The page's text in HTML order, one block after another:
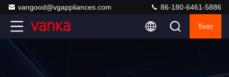
vangood@vgappliances.com 86-180-6461-5886
Τσάτ